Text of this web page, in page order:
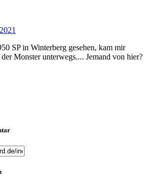
SP in Winterberg gesehen, kam mir
Monster unterwegs.... Jemand von hier?